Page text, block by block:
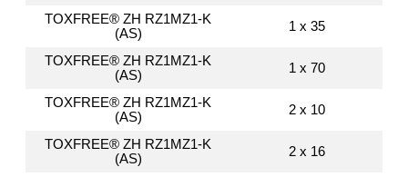
TOXFREE® ZH RZ1MZ1-K
(AS)
1 x 35
TOXFREE® ZH RZ1MZ1-K
(AS)
1 x 70
TOXFREE® ZH RZ1MZ1-K
(AS)
2 x 10
TOXFREE® ZH RZ1MZ1-K
(AS)
2 x 16